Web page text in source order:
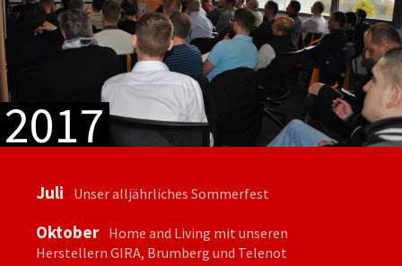
2017
Juli Unser alljährliches Sommerfest
Oktober Home and Living mit unseren
Herstellern GIRA, Brumberg und Telenot